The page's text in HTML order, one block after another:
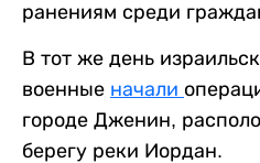
ранениям среди
В тот же день
военные начали
городе Дженин,
берегу реки Иордан.